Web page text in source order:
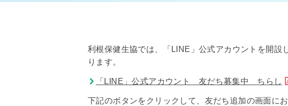
利根保健生協では、「LINE」公式アカウントを開設
ります。
「LINE」公式アカウント 友だち募集中 ちらし
下記のボタンをクリックして、友だち追加の画面にお